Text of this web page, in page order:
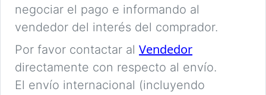
negociar el pago e informando al
vendedor del interés del comprador.
Por favor contactar al Vendedor
directamente con respecto al envío.
El envío internacional (incluyendo